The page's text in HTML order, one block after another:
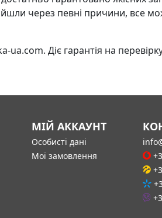
через певні причини, все
Діє гарантія на
МІЙ АККАУНТ
Особисті дані
Мої замовлення